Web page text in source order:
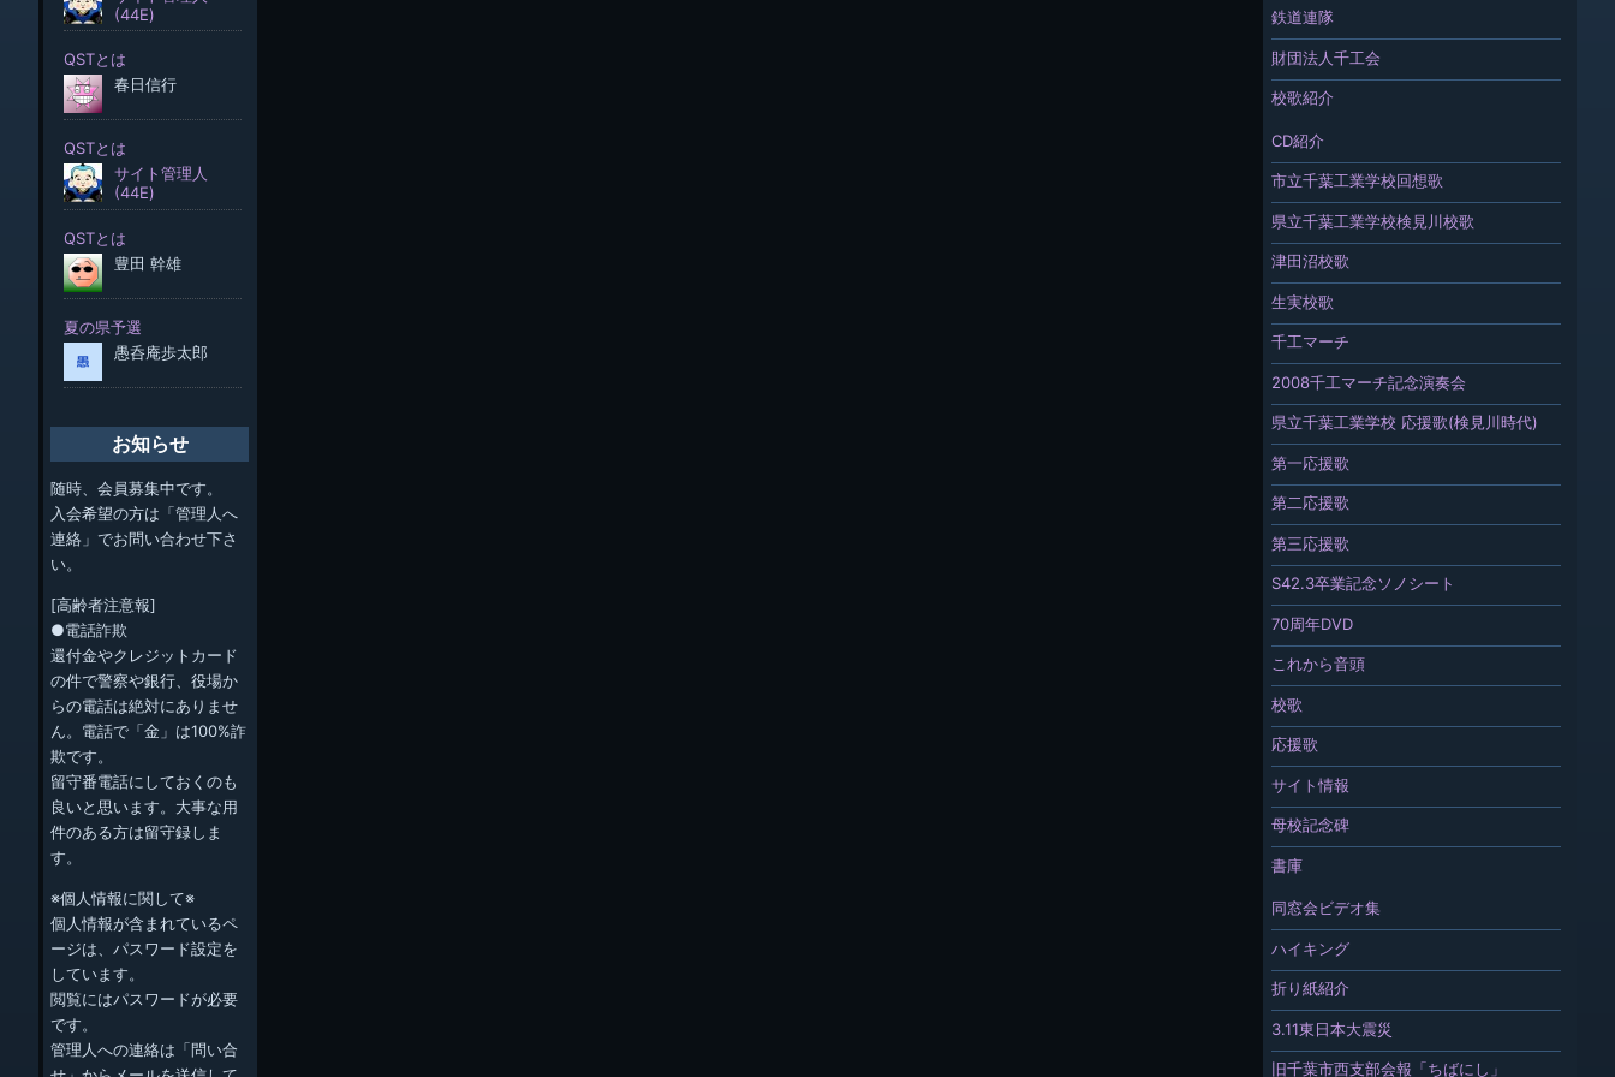
鉄道連隊
財団法人千工会
校歌紹介
CD紹介
市立千葉工業学校回想歌
県立千葉工業学校検見川校歌
津田沼校歌
生実校歌
千工マーチ
2008千工マーチ記念演奏会
県立千葉工業学校 応援歌(検見川時代)
第一応援歌
第二応援歌
第三応援歌
S42.3卒業記念ソノシート
70周年DVD
これから音頭
校歌
応援歌
サイト情報
母校記念碑
書庫
同窓会ビデオ集
ハイキング
折り紙紹介
3.11東日本大震災
旧千葉市西支部会報「ちばにし」
お知らせ
随時、会員募集中です。
入会希望の方は「管理人へ
連絡」でお問い合わせ下さ
い。
[高齢者注意報]
●電話詐欺
還付金やクレジットカード
の件で警察や銀行、役場か
らの電話は絶対にありませ
ん。電話で「金」は100%詐
欺です。
留守番電話にしておくのも
良いと思います。大事な用
件のある方は留守録しま
す。
※個人情報に関して※
個人情報が含まれているペ
ージは、パスワード設定を
しています。
閲覧にはパスワードが必要
です。
管理人への連絡は「問い合